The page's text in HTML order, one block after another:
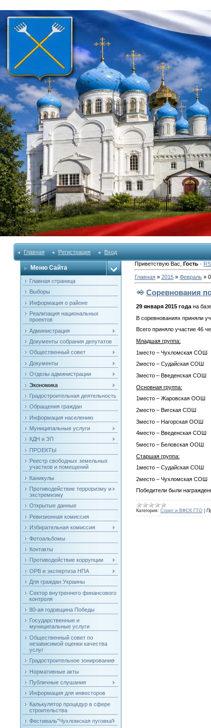
Главная Регистрация Вход
Меню Сайта
Главная страница
Выборы
Информация о районе
Реализация национальных
проектов
Администрация
Документы собрания депутатов
Общественный совет
Документы
Отделы администрации
Экономика
Градостроительная деятельность
Обращения граждан
Информация населению
Муниципальные услуги
КДН и ЗП
ПРОЕКТЫ
Реестр свободных земельных
участков и помещений
Каникулы
Противодействие терроризму и
экстремизму
Открытые данные
Ревизионная комиссия
Избирательная комиссия
Фотоальбомы
Контакты
Противодействие коррупции
ОРВ и экспертиза НПА
Для граждан Украины
Сектор внутреннего финансового
контроля
80-ая годовщина Победы
Государственные и
муниципальные услуги
Общественный совет по
независимой оценки качества
услуг
Градостроительное зонирование
Нормативные акты
Публичные слушания
Информация для инвесторов
Калькулятор процедур в сфере
строительства
Фестиваль"Чухломская пуговка"
Приветствую Вас Гость·
Главная» 2015 » Февраль »
Соревнования
29 января 2015 годана
В соревнованиях
Всего приняло участие 46
Младшая группа:
1место – Чухломская СОШ
2место – Судайская СОШ
3место – Введенская СОШ
Основная группа:
1место – Жаровская ООШ
2место – Вигская СОШ
3место – Нагорская ООШ
4место – Введенская СОШ
5место – Беловская ООШ
Старшая группа:
1место – Судайская СОШ
2место – Чухломская СОШ
Победители были
Категория: Спорт и ВФСК ГТО